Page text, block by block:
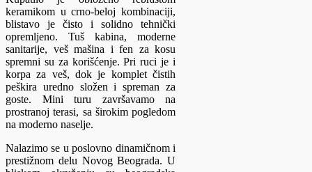
keramikom u crno-beloj kombinaciji,
blistavo je čisto i solidno tehnički
opremljeno. Tuš kabina, moderne
sanitarije, veš mašina i fen za kosu
spremni su za korišćenje. Pri ruci je i
korpa za veš, dok je komplet čistih
peškira uredno složen i spreman za
goste. Mini turu završavamo na
prostranoj terasi, sa širokim pogledom
na moderno naselje.
Nalazimo se u poslovno dinamičnom i
prestižnom delu Novog Beograda. U